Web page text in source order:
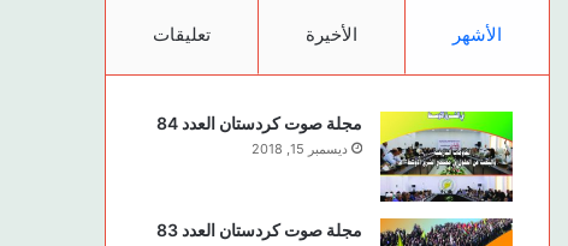
الأشهر الأخيرة تعليقات
مجلة صوت كردستان العدد 84
ديسمبر 15, 2018
مجلة صوت كردستان العدد 83